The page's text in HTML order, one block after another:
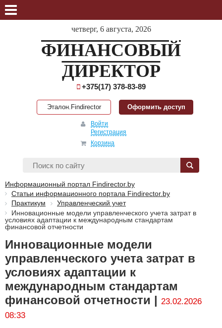
четверг, 6 августа, 2026
ФИНАНСОВЫЙ
ДИРЕКТОР
+375(17) 378-83-89
Эталон.Findirector Оформить доступ
Войти
Регистрация
Корзина
Информационный портал Findirector.by
Статьи информационного портала Findirector.by
Практикум
Управленческий учет
Инновационные модели управленческого учета затрат в
условиях адаптации к международным стандартам
финансовой отчетности
Инновационные модели
управленческого учета затрат в
условиях адаптации к
международным стандартам
финансовой отчетности | 23.02.2026
08:33